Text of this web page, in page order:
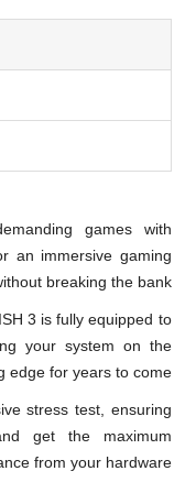
games with
an immersive gaming
breaking the bank.
3 is fully equipped to
your system on the
edge for years to come.
stress test, ensuring
get the maximum
from your hardware.